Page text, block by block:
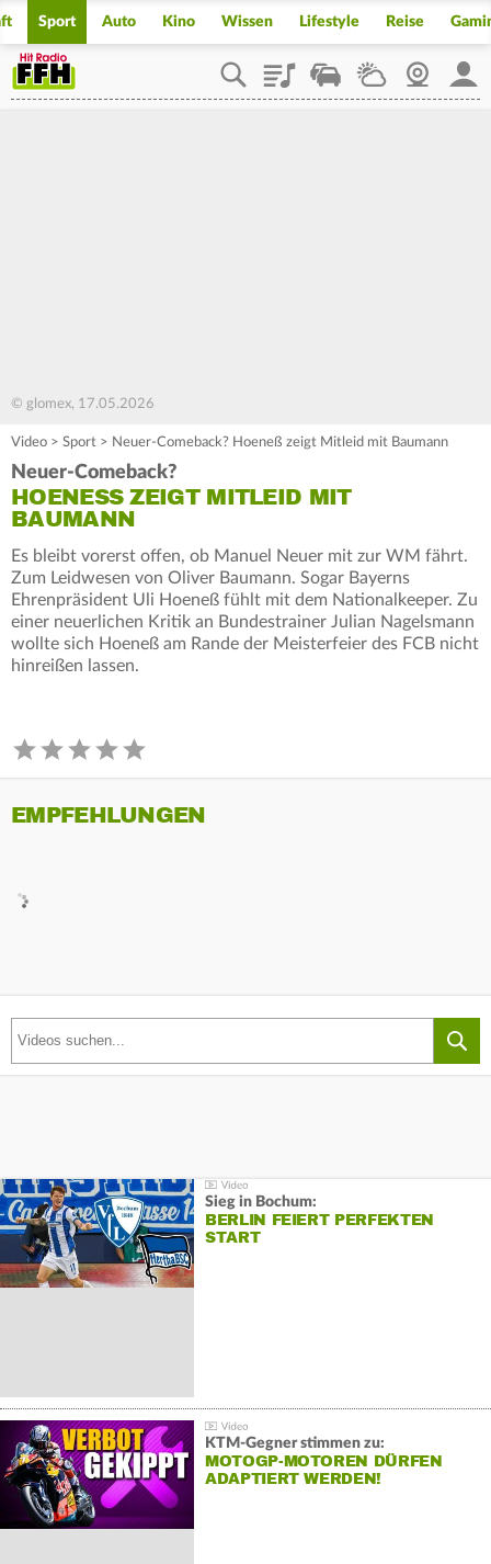
Sport Auto Kino Wissen Lifestyle Reise
PlaylistStaupilotWetterWebcam
© glomex, 17.05.2026
Video > Sport > Neuer-Comeback? Hoeneß zeigt Mitleid mit Baumann
Neuer-Comeback?
HOENESS ZEIGT MITLEID MIT B
AUMANN
Es bleibt vorerst offen, ob Manuel Neuer mit zur WM fährt.
Zum Leidwesen von Oliver Baumann. Sogar Bayerns
Ehrenpräsident Uli Hoeneß fühlt mit dem Nationalkeeper. Zu
einer neuerlichen Kritik an Bundestrainer Julian Nagelsmann
wollte sich Hoeneß am Rande der Meisterfeier des FCB nicht
hinreißen lassen.
EMPFEHLUNGEN
Sieg in Bochum:
BERLIN FEIERT PERFEKTEN
START
KTM-Gegner stimmen zu:
MOTOGP-MOTOREN DÜRFEN
ADAPTIERT WERDEN!